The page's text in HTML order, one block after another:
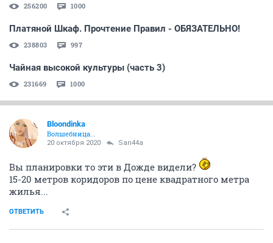
256200 1000
Платяной Шкаф. Прочтение Правил - ОБЯЗАТЕЛЬНО!
238803 997
Чайная высокой культуры (часть 3)
231669 1000
Bloondinka
Волшебница...
20 октября 2020 San44a
Вы планировки то эти в Дожде видели?
15-20 метров коридоров по цене квадратного метра
жилья...
ОТВЕТИТЬ